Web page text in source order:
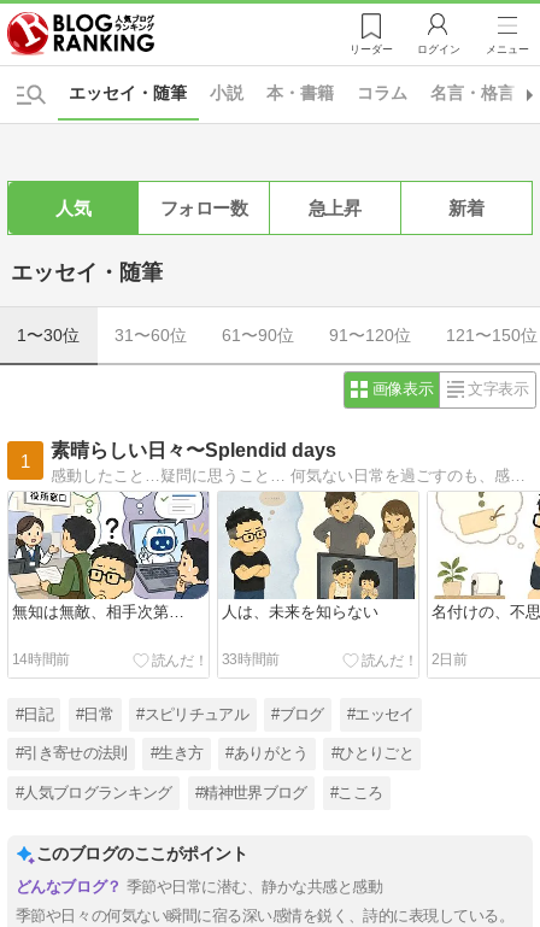
リーダー ログイン メニュー
小説 本・書籍
エッセイ・随筆 コラム 名言・格言・
人気 フォロー数 急上昇 新着
エッセイ・随筆
1〜30位 31〜60位 61〜90位 91〜120位 121〜150位
画像表示 文字表示
1
素晴らしい日々〜Splendid days
感動したこと…疑問に思うこと… 何気ない日常を過ごすのも、感謝に満ちた日々を過ごすのも自分次第…
無知は無敵、相手次第…
14時間前
人は、未来を知らない
33時間前
名付けの、不
2日前
#日記 #日常 #スピリチュアル #ブログ #エッセイ
#引き寄せの法則 #生き方 #ありがとう #ひとりごと
#人気ブログランキング #精神世界ブログ #こころ
このブログのここがポイント
季節や日常に潜む、静かな共感と感動
季節や日々の何気ない瞬間に宿る深い感情を鋭く、詩的に表現している。